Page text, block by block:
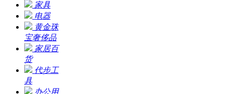
家具
电器
黄金珠
宝奢侈品
家居百
货
代步工
具
办公用